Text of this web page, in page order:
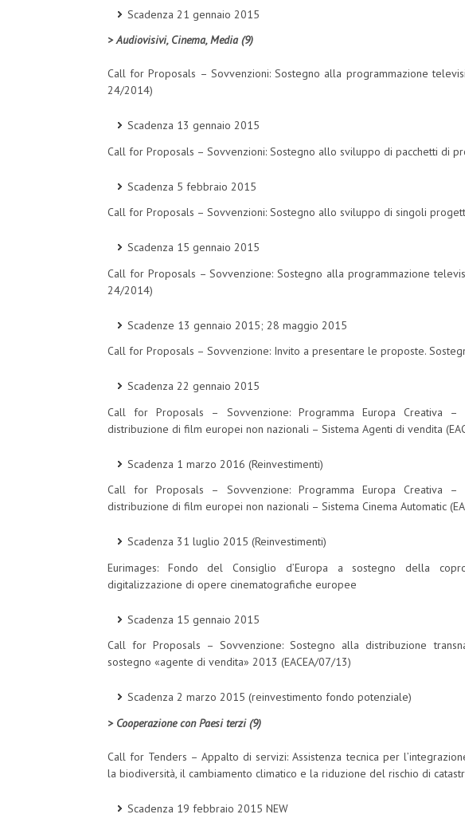
Scadenza 21 gennaio 2015
> Audiovisivi, Cinema, Media (9)
Call for Proposals – Sovvenzioni: Sostegno alla programmazione
24/2014)
Scadenza 13 gennaio 2015
Call for Proposals – Sovvenzioni: Sostegno allo sviluppo di pacchetti di
Scadenza 5 febbraio 2015
Call for Proposals – Sovvenzioni: Sostegno allo sviluppo di singoli
Scadenza 15 gennaio 2015
Call for Proposals – Sovvenzione: Sostegno alla programmazione
24/2014)
Scadenze 13 gennaio 2015; 28 maggio 2015
Call for Proposals – Sovvenzione: Invito a presentare le proposte.
Scadenza 22 gennaio 2015
Call for Proposals – Sovvenzione: Programma Europa Creativa –
distribuzione di film europei non nazionali – Sistema Agenti di vendita
Scadenza 1 marzo 2016 (Reinvestimenti)
Call for Proposals – Sovvenzione: Programma Europa Creativa –
distribuzione di film europei non nazionali – Sistema Cinema Automatic
Scadenza 31 luglio 2015 (Reinvestimenti)
Eurimages: Fondo del Consiglio d’Europa a sostegno della
digitalizzazione di opere cinematografiche europee
Scadenza 15 gennaio 2015
Call for Proposals – Sovvenzione: Sostegno alla distribuzione
sostegno «agente di vendita» 2013 (EACEA/07/13)
Scadenza 2 marzo 2015 (reinvestimento fondo potenziale)
> Cooperazione con Paesi terzi (9)
Call for Tenders – Appalto di servizi: Assistenza tecnica per
la biodiversità, il cambiamento climatico e la riduzione del rischio di
Scadenza 19 febbraio 2015 NEW